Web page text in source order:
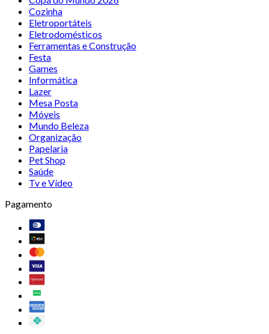
Cozinha
Eletroportáteis
Eletrodomésticos
Ferramentas e Construção
Festa
Games
Informática
Lazer
Mesa Posta
Móveis
Mundo Beleza
Organização
Papelaria
Pet Shop
Saúde
Tv e Vídeo
Pagamento